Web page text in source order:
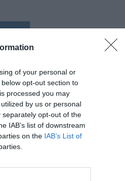
of your personal or
opt-out section to
processed you may
by us or personal
opt-out of the
IAB’s list of downstream
on the IAB’s List of